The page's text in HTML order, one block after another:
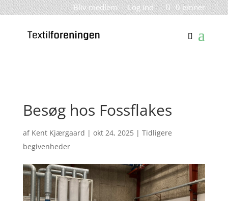
Bliv medlem Log ind 0 emner
Besøg hos Fossflakes
af Kent Kjærgaard | okt 24, 2025| Tidligere
begivenheder